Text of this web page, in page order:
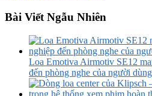
Bài Viết Ngẫu Nhiên
Loa Emotiva Airmotiv SE12
đến phòng nghe của người dùng